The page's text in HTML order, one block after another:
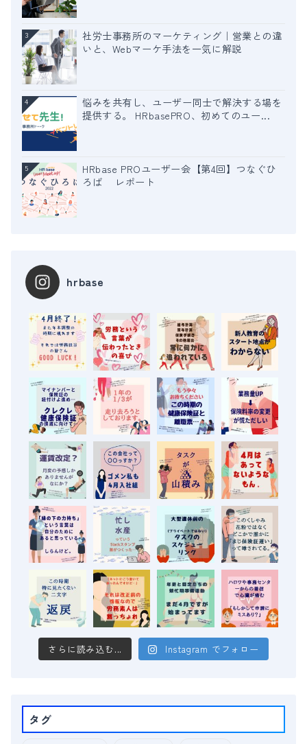
3
社労士事務所のマーケティング｜営業との違
いと、Webマーケ手法を一気に解説
4
悩みを共有し、ユーザー同士で解決する場を
提供する。 HRbasePRO、初めてのユー...
5
HRbase PROユーザー会【第4回】つなぐひ
ろば レポート
hrbase
さらに読み込む... Instagram でフォロー
タグ